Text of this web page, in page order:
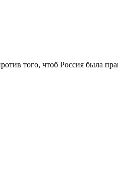
того, чтоб Россия была